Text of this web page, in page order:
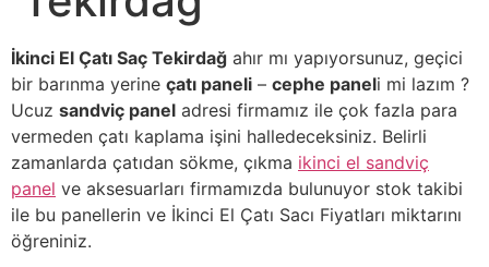
İkinci El Çatı Saç Tekirdağ ahır mı yapıyorsunuz, geçici
bir barınma yerine çatı paneli – cephe paneli mi lazım ?
Ucuz sandviç panel adresi firmamız ile çok fazla para
vermeden çatı kaplama işini halledeceksiniz. Belirli
zamanlarda çatıdan sökme, çıkma ikinci el sandviç
panel ve aksesuarları firmamızda bulunuyor stok takibi
ile bu panellerin ve İkinci El Çatı Sacı Fiyatları miktarını
öğreniniz.